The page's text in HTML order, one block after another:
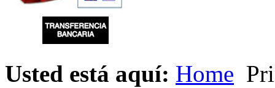
Usted está aquí: Home